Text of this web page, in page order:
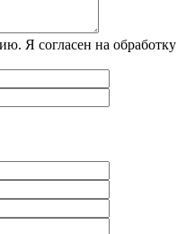
Я согласен на обработку